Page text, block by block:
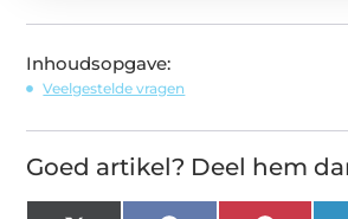
Inhoudsopgave:
Veelgestelde vragen
Goed artikel? Deel hem